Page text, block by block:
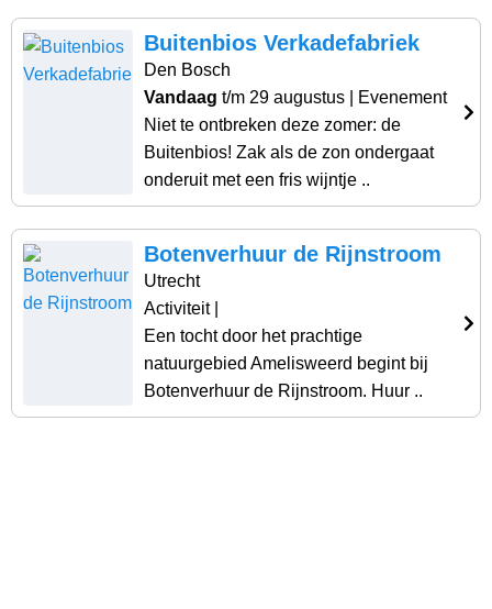
Buitenbios Verkadefabriek
Den Bosch
Vandaag t/m 29 augustus | Evenement
Niet te ontbreken deze zomer: de
Buitenbios! Zak als de zon ondergaat
onderuit met een fris wijntje ..
Botenverhuur de Rijnstroom
Utrecht
Activiteit|
Een tocht door het prachtige
natuurgebied Amelisweerd begint bij
Botenverhuur de Rijnstroom. Huur ..